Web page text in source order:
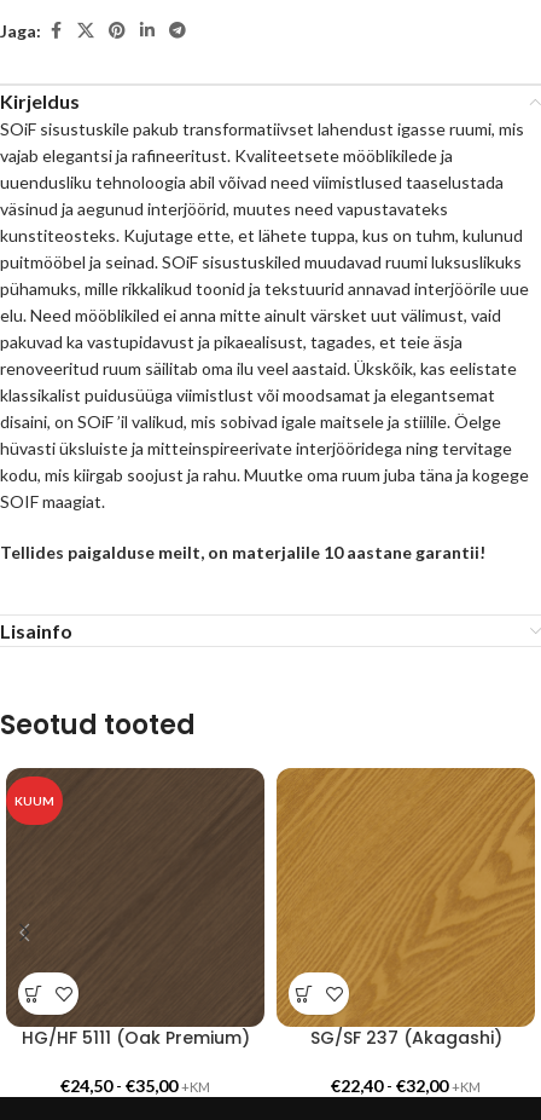
Jaga:
Kirjeldus
SOiF sisustuskile pakub transformatiivset lahendust igasse ruumi, mis
vajab elegantsi ja rafineeritust. Kvaliteetsete mööblikilede ja
uuendusliku tehnoloogia abil võivad need viimistlused taaselustada
väsinud ja aegunud interjöörid, muutes need vapustavateks
kunstiteosteks. Kujutage ette, et lähete tuppa, kus on tuhm, kulunud
puitmööbel ja seinad. SOiF sisustuskiled muudavad ruumi luksuslikuks
pühamuks, mille rikkalikud toonid ja tekstuurid annavad interjöörile uue
elu. Need mööblikiled ei anna mitte ainult värsket uut välimust, vaid
pakuvad ka vastupidavust ja pikaealisust, tagades, et teie äsja
renoveeritud ruum säilitab oma ilu veel aastaid. Ükskõik, kas eelistate
klassikalist puidusüüga viimistlust või moodsamat ja elegantsemat
disaini, on SOiF ’il valikud, mis sobivad igale maitsele ja stiilile. Öelge
hüvasti üksluiste ja mitteinspireerivate interjööridega ning tervitage
kodu, mis kiirgab soojust ja rahu. Muutke oma ruum juba täna ja kogege
SOIF maagiat.
Tellides paigalduse meilt, on materjalile 10 aastane garantii!
Lisainfo
Seotud tooted
KUUM
HG/HF 5111 (Oak Premium)
€24,50- €35,00 +KM
SG/SF 237 (Akagashi)
€22,40- €32,00 +KM